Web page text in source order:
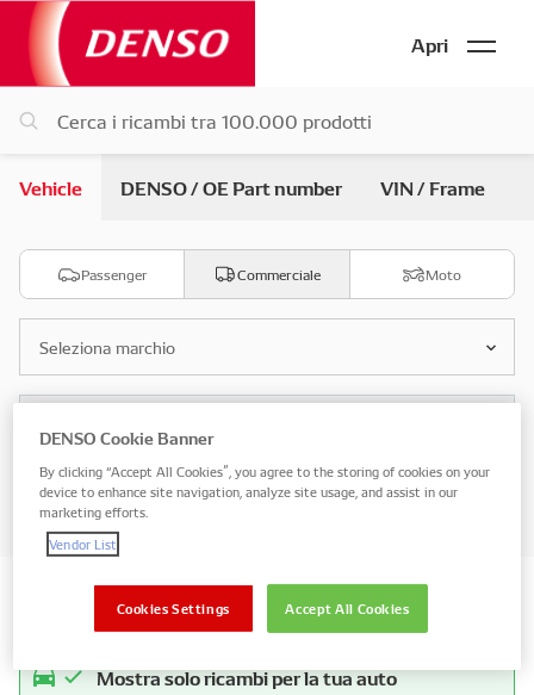
Apri
Vehicle DENSO / OE Part number VIN / Frame
Passenger Commerciale Moto
Seleziona marchio
Seleziona modello
Search by vehicle di ricambio
Mostra solo ricambi per la tua auto
DENSO Cookie Banner
By clicking “Accept All Cookies”, you agree to the storing of cookies on your
device to enhance site navigation, analyze site usage, and assist in our
marketing efforts.
Vendor List
Accept All Cookies
Cookies Settings